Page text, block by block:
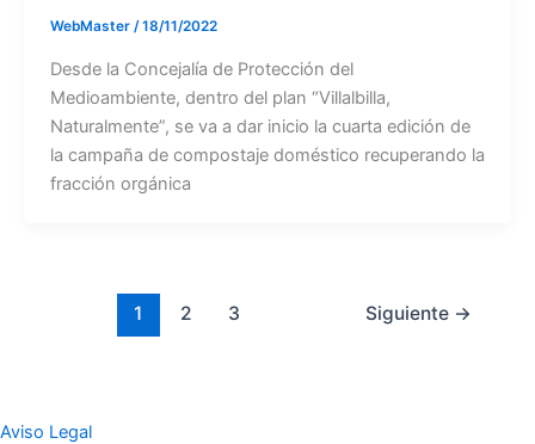
WebMaster /18/11/2022
Desde la Concejalía de Protección del
Medioambiente, dentro del plan “Villalbilla,
Naturalmente”, se va a dar inicio la cuarta edición de
la campaña de compostaje doméstico recuperando la
fracción orgánica
1 2 3 Siguiente →
Aviso Legal